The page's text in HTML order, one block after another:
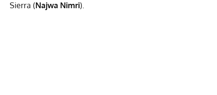
Sierra (Najwa Nimri).